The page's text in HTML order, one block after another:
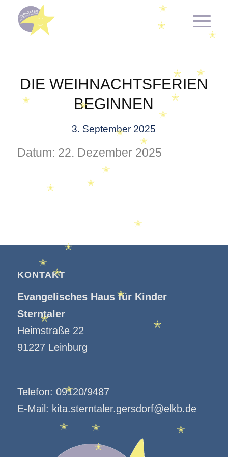
DIE WEIHNACHTSFERIEN
BEGINNEN
3. September 2025
Datum: 22. Dezember 2025
KONTAKT
Evangelisches Haus für Kinder
Sterntaler
Heimstraße 22
91227 Leinburg
Telefon: 09120/9487
E-Mail: kita.sterntaler.gersdorf@elkb.de
✭
✭
✭
✭
✭
✭
✭
✭
✭
✭
✭
✭
✭
✭
✭